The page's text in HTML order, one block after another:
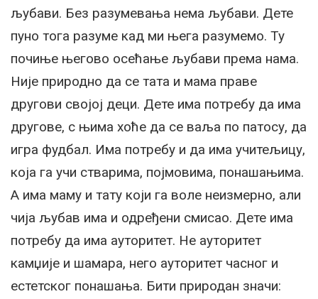
љубави. Без разумевања нема љубави. Дете
пуно тога разуме кад ми њега разумемо. Ту
почиње његово осећање љубави према нама.
Није природно да се тата и мама праве
другови својој деци. Дете има потребу да има
другове, с њима хоће да се ваља по патосу, да
игра фудбал. Има потребу и да има учитељицу,
која га учи стварима, појмовима, понашањима.
А има маму и тату који га воле неизмерно, али
чија љубав има и одређени смисао. Дете има
потребу да има ауторитет. Не ауторитет
камџије и шамара, него ауторитет часног и
естетског понашања. Бити природан значи: